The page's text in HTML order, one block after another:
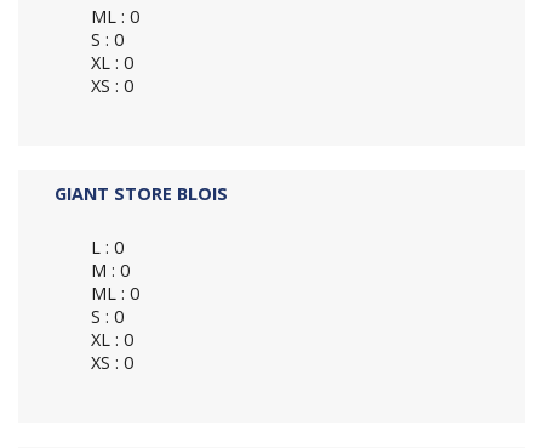
ML : 0
S : 0
XL : 0
XS : 0
GIANT STORE BLOIS
L : 0
M : 0
ML : 0
S : 0
XL : 0
XS : 0